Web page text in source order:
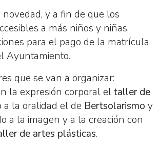
novedad, y a fin de que los
a más niños y niñas,
para el pago de la matrícula.
Ayuntamiento.
que se van a organizar:
la expresión corporal eltaller de
a la oralidad el de Bertsolarismo y
a la imagen y a la creación con
de artes plásticas.